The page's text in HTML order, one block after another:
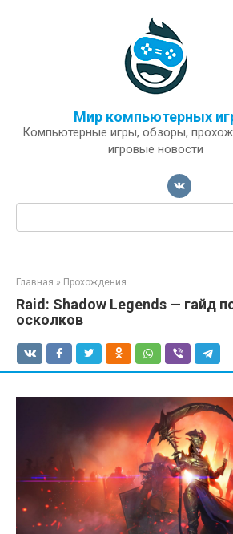
Мир компьютерных
Компьютерные игры, обзоры,
игровые новости
Поиск:
Главная » Прохождения
Raid: Shadow Legends — гайд
осколков